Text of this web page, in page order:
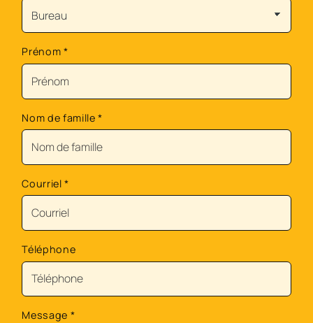
Prénom *
Nom de famille*
Courriel*
Téléphone
Message *